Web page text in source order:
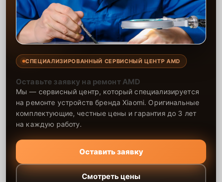
надёжности техники после ремонта.
СПЕЦИАЛИЗИРОВАННЫЙ СЕРВИСНЫЙ ЦЕНТР AMD
Оставьте заявку на ремонт AMD
Мы — сервисный центр, который специализируется
на ремонте устройств бренда Xiaomi. Оригинальные
комплектующие, честные цены и гарантия до 3 лет
на каждую работу.
Оставить заявку
Смотреть цены